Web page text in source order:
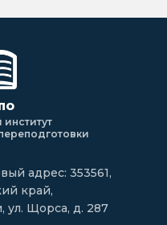
адрес: 353561,
край,
ул. Щорса, д. 287